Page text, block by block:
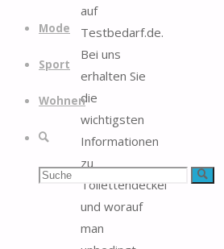
Mode
Sport
Wohnen
Suche
Suchen Suche
auf
Testbedarf.de.
Bei uns
erhalten Sie
die
wichtigsten
Informationen
zu
Toilettendeckel
und worauf
man